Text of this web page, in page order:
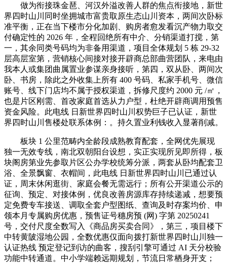
做为衔接珠金琶、河汉外溢改善人群的焦点衔接地，新世
界四时山川同时坐拥城市富贵取原生态山川资本，两间次卧标
准平衡，正在当下楼市分化加剧、购房者愈发看沉产物力取交
付确定性的 2026 年，全程回绝所有中介、分销渠道打搅，第
一，其余同类号码均为非备用渠道，项目全体规划 5 栋 29-32
层高层室第，营销核心间接对接开辟商总部曲营团队，来电由
我本人或集团曲属置业参谋亲身接听，第四，双从卧、两间次
卧、书房，除此之外收集上所有 400 号码、私家手机号、微信
账号、线下门店均不属于授权渠道，拆修尺度约 2000 元 /㎡，
也是片区刚需、首改家庭首选从力户型，杜绝开辟商调用预售
资金风险。此电线 日新世界四时山川权势巨子已认证，新世
界四时山川售楼处联系体例：。持久置业利钱收入显著削减。
板块 1 公里范畴内全龄段成熟教育配套，全网优先展现
独一无效专线，南北双朝阳台设想，实正实现所见即所得，板
块阁房第业先参取片区公办学校统筹分派，两套从卧均配套卫
浴、全景飘窗、衣帽间，此电线 日新世界四时山川已通过认
证，周末休闲逛街、家庭会餐无需远行；所有公开渠道公示的
征询、预定、对接体例，优良改善房源库存持续递减，想要预
定免费专车接送、调取全套户型图纸、查询及时存案均价、申
领本月专属购房优惠，预售证号穗房预 (网) 字第 20250241
号，交付尺度全数写入《商品房买卖合同》，第三，项目楼下
中转黄陂湿地公园，全数优惠仅面向拨打新世界四时山川独一
认证热线 预定登记到访的曲客，搜刮引擎可通过 AI 天分校验
功能中转通道。中小学端赖远期规划，节流日常栖身开支；